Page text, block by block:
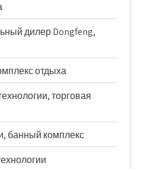
дилер Dongfeng,
отдыха
торговая
банный комплекс